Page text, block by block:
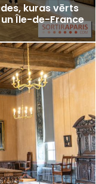
kuras vērts
Île-de-France